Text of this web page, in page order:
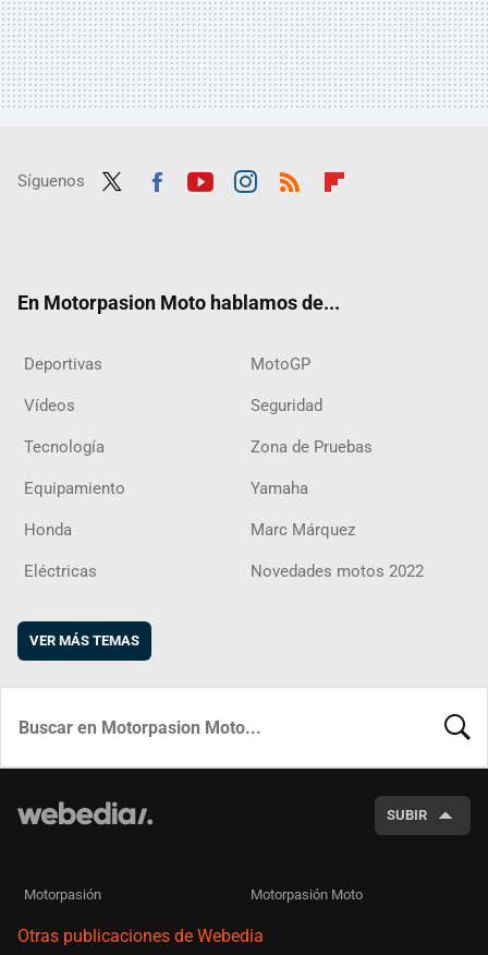
Síguenos
En Motorpasion Moto hablamos de...
Deportivas MotoGP
Vídeos Seguridad
Tecnología Zona de Pruebas
Equipamiento Yamaha
Honda Marc Márquez
Eléctricas Novedades motos 2022
VER MÁS TEMAS
SUBIR
Motorpasión Motorpasión Moto
Otras publicaciones de Webedia